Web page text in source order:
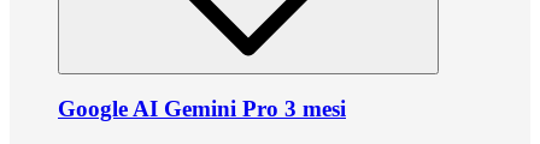
Google AI Gemini Pro 3 mesi